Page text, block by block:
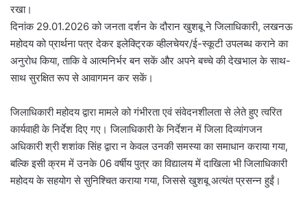
रखा।
दिनांक 29.01.2026 को जनता दर्शन के दौरान खुशबू ने जिलाधिकारी, लखनऊ
महोदय को प्रार्थना पत्र देकर इलेक्ट्रिक व्हीलचेयर/ई-स्कूटी उपलब्ध कराने का
अनुरोध किया, ताकि वे आत्मनिर्भर बन सकें और अपने बच्चे की देखभाल के साथ-
साथ सुरक्षित रूप से आवागमन कर सकें।
जिलाधिकारी महोदय द्वारा मामले को गंभीरता एवं संवेदनशीलता से लेते हुए त्वरित
कार्यवाही के निर्देश दिए गए। जिलाधिकारी के निर्देशन में जिला दिव्यांगजन
अधिकारी श्री शशांक सिंह द्वारा न केवल उनकी समस्या का समाधान कराया गया,
बल्कि इसी क्रम में उनके 06 वर्षीय पुत्र का विद्यालय में दाखिला भी जिलाधिकारी
महोदय के सहयोग से सुनिश्चित कराया गया, जिससे खुशबू अत्यंत प्रसन्न हुईं।